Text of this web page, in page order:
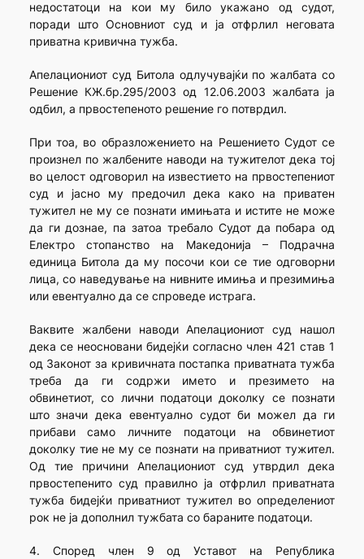
недостатоци на кои му било укажано од судот,
поради што Основниот суд и ја отфрлил неговата
приватна кривична тужба.
Апелациониот суд Битола одлучувајќи по жалбата со
Решение КЖ.бр.295/2003 од 12.06.2003 жалбата ја
одбил, а првостепеното решение го потврдил.
При тоа, во образложението на Решението Судот се
произнел по жалбените наводи на тужителот дека тој
во целост одговорил на известието на првостепениот
суд и јасно му предочил дека како на приватен
тужител не му се познати имињата и истите не може
да ги дознае, па затоа требало Судот да побара од
Електро стопанство на Македонија – Подрачна
единица Битола да му посочи кои се тие одговорни
лица, со наведување на нивните имиња и презимиња
или евентуално да се спроведе истрага.
Ваквите жалбени наводи Апелациониот суд нашол
дека се неосновани бидејќи согласно член 421 став 1
од Законот за кривичната постапка приватната тужба
треба да ги содржи името и презимето на
обвинетиот, со лични податоци доколку се познати
што значи дека евентуално судот би можел да ги
прибави само личните податоци на обвинетиот
доколку тие не му се познати на приватниот тужител.
Од тие причини Апелациониот суд утврдил дека
првостепенито суд правилно ја отфрлил приватната
тужба бидејќи приватниот тужител во определениот
рок не ја дополнил тужбата со бараните податоци.
4. Според член 9 од Уставот на Република